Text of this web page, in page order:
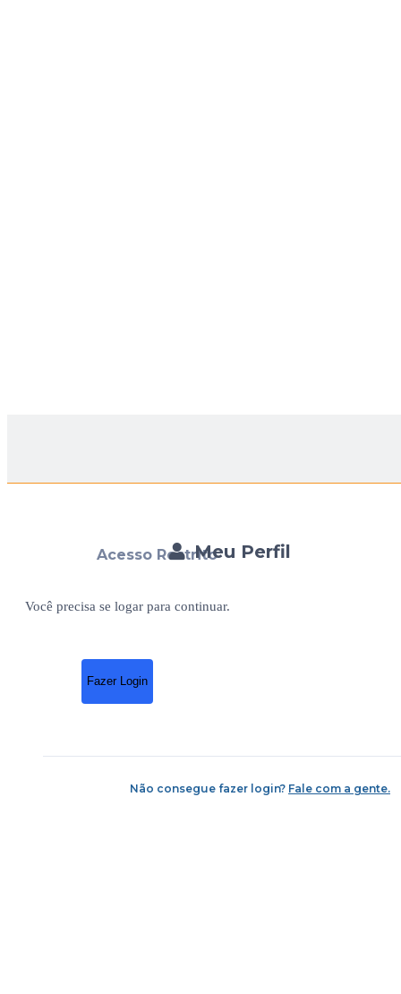
Meu Perfil
Acesso Restrito
Você precisa se logar para continuar.
Fazer Login
Não consegue fazer login? Fale com a gente.